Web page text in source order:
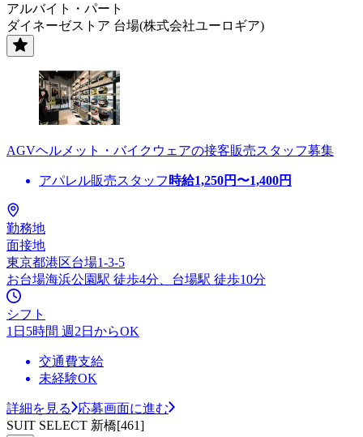
アルバイト・パート
ダイネーゼストア 台場(株式会社ユーロギア)
AGVヘルメット・バイクウェアの接客販売スタッフ募集
アパレル販売スタッフ 時給1,250円〜1,400円
勤務地
面接地
東京都港区台場1-3-5
お台場海浜公園駅 徒歩4分、台場駅 徒歩10分
シフト
1日5時間 週2日からOK
交通費支給
未経験OK
詳細を見る
応募画面に進む
SUIT SELECT 新橋[461]